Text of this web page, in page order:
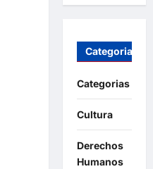
Categorias
Categorias
Cultura
Derechos
Humanos